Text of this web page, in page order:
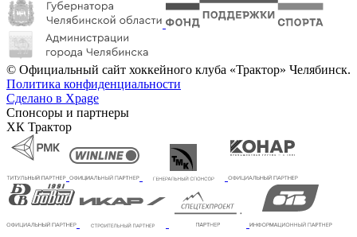
© Официальный сайт хоккейного клуба «Трактор» Челябинск.
Политика конфиденциальности
Сделано в Xpage
Спонсоры и партнеры
ХК Трактор